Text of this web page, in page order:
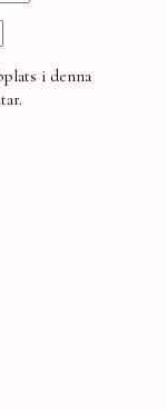
i denna